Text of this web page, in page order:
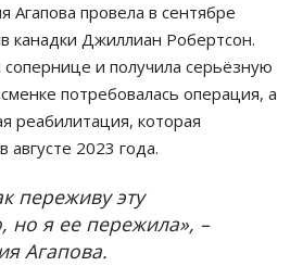
провела в сентябре
канадки Джиллиан Робертсон.
сопернице и получила серьёзную
потребовалась операция, а
реабилитация, которая
августе 2023 года.
переживу эту
но я ее пережила», –
Агапова.